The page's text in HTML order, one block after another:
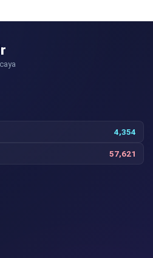
4,354
57,621